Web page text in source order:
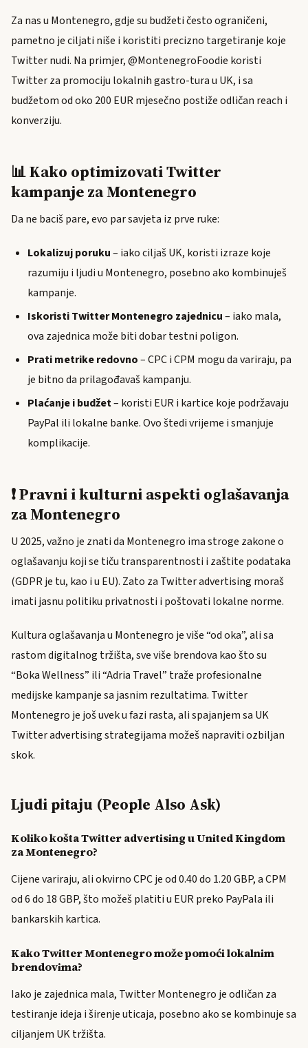
Za nas u Montenegro, gdje su budžeti često ograničeni,
pametno je ciljati niše i koristiti precizno targetiranje koje
Twitter nudi. Na primjer, @MontenegroFoodie koristi
Twitter za promociju lokalnih gastro-tura u UK, i sa
budžetom od oko 200 EUR mjesečno postiže odličan reach i
konverziju.
📊 Kako optimizovati Twitter
kampanje za Montenegro
Da ne baciš pare, evo par savjeta iz prve ruke:
Lokalizuj poruku– iako ciljaš UK, koristi izraze koje
razumiju i ljudi u Montenegro, posebno ako kombinuješ
kampanje.
Iskoristi Twitter Montenegro zajednicu– iako mala,
ova zajednica može biti dobar testni poligon.
Prati metrike redovno– CPC i CPM mogu da variraju, pa
je bitno da prilagođavaš kampanju.
Plaćanje i budžet– koristi EUR i kartice koje podržavaju
PayPal ili lokalne banke. Ovo štedi vrijeme i smanjuje
komplikacije.
❗ Pravni i kulturni aspekti oglašavanja
za Montenegro
U 2025, važno je znati da Montenegro ima stroge zakone o
oglašavanju koji se tiču transparentnosti i zaštite podataka
(GDPR je tu, kao i u EU). Zato za Twitter advertising moraš
imati jasnu politiku privatnosti i poštovati lokalne norme.
Kultura oglašavanja u Montenegro je više “od oka”, ali sa
rastom digitalnog tržišta, sve više brendova kao što su
“Boka Wellness” ili “Adria Travel” traže profesionalne
medijske kampanje sa jasnim rezultatima. Twitter
Montenegro je još uvek u fazi rasta, ali spajanjem sa UK
Twitter advertising strategijama možeš napraviti ozbiljan
skok.
Ljudi pitaju (People Also Ask)
Koliko košta Twitter advertising u United Kingdom
za Montenegro?
Cijene variraju, ali okvirno CPC je od 0.40 do 1.20 GBP, a CPM
od 6 do 18 GBP, što možeš platiti u EUR preko PayPala ili
bankarskih kartica.
Kako Twitter Montenegro može pomoći lokalnim
brendovima?
Iako je zajednica mala, Twitter Montenegro je odličan za
testiranje ideja i širenje uticaja, posebno ako se kombinuje sa
ciljanjem UK tržišta.